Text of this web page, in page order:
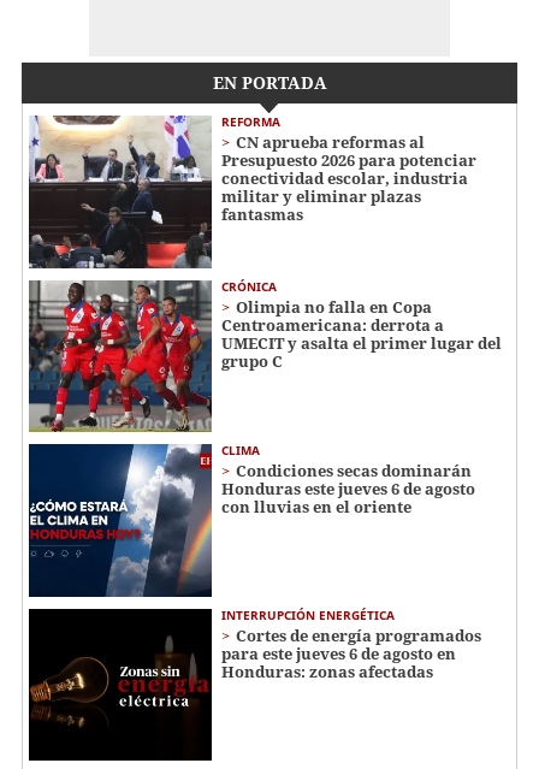
EN PORTADA
REFORMA
CN aprueba reformas al
Presupuesto 2026 para potenciar
conectividad escolar, industria
militar y eliminar plazas
fantasmas
CRÓNICA
Olimpia no falla en Copa
Centroamericana: derrota a
UMECIT y asalta el primer lugar del
grupo C
CLIMA
Condiciones secas dominarán
Honduras este jueves 6 de agosto
con lluvias en el oriente
INTERRUPCIÓN ENERGÉTICA
Cortes de energía programados
para este jueves 6 de agosto en
Honduras: zonas afectadas